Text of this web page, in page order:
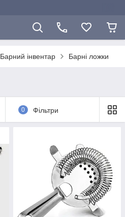
Барний інвентар Барні ложки
0 Фільтри